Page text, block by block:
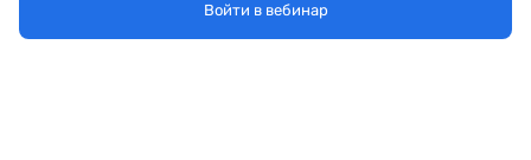
Войти в вебинар